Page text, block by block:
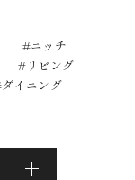
ニッチ
リビング
ダイニング